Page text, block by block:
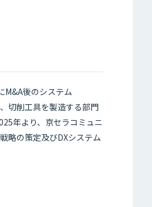
M&A後のシステム
切削工具を製造する部門
年より、京セラコミュニ
略の策定及びDXシステム